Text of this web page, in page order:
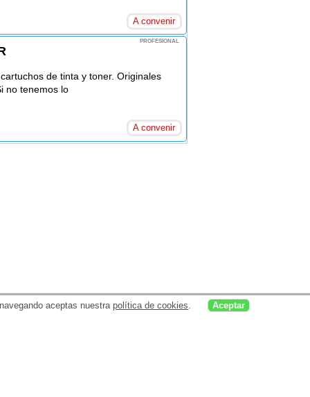
A convenir
PROFESIONAL
de tinta y toner. Originales
no tenemos lo
A convenir
aceptas nuestrapolítica de cookies Aceptar